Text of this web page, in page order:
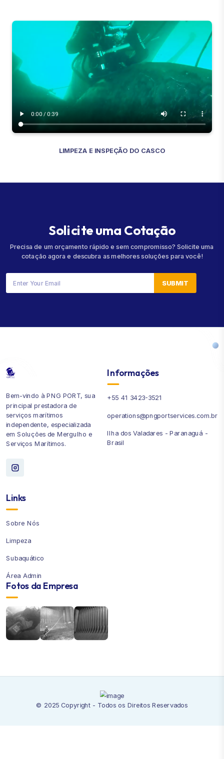
LIMPEZA E INSPEÇÃO DO CASCO
Soliciteuma Cotação
Precisa de um orçamento rápido e sem compromisso? Solicite uma
cotação agora e descubra as melhores soluções para você!
SUBMIT
Bem-vindo à PNG PORT, sua
principal prestadora de
serviços marítimos
independente, especializada
em Soluções de Mergulho e
Serviços Marítimos.
Informações
+55 41 3423-3521
operations@pngportservices.com.br
Ilha dos Valadares - Paranaguá -
Brasil
Links
Sobre Nós
Limpeza
Subaquático
Área Admin
Fotos da Empresa
© 2025 Copyright - Todos os Direitos Reservados